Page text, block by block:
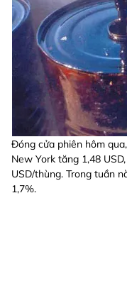
Đóng cửa phiên hôm
New York tăng 1,48
USD/thùng. Trong tuần
1,7%.